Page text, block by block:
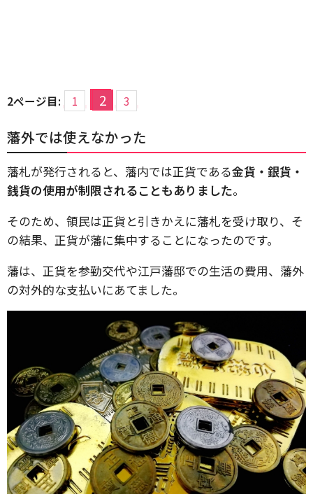
2ページ目: 1 2 3
藩外では使えなかった
藩札が発行されると、藩内では正貨である金貨・銀貨・
銭貨の使用が制限されることもありました。
そのため、領民は正貨と引きかえに藩札を受け取り、そ
の結果、正貨が藩に集中することになったのです。
藩は、正貨を参勤交代や江戸藩邸での生活の費用、藩外
の対外的な支払いにあてました。